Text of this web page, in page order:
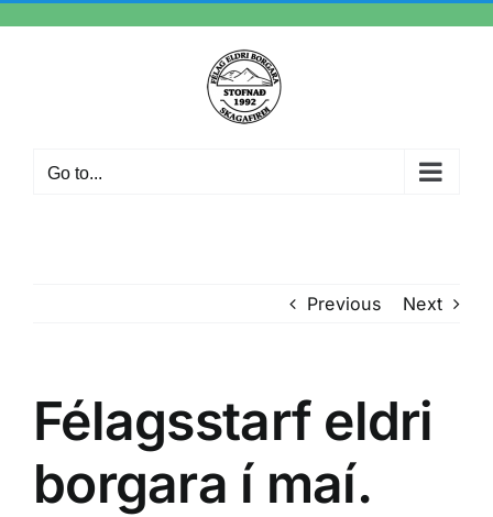
Go to...
Previous Next
Félagsstarf eldri
borgara í maí.